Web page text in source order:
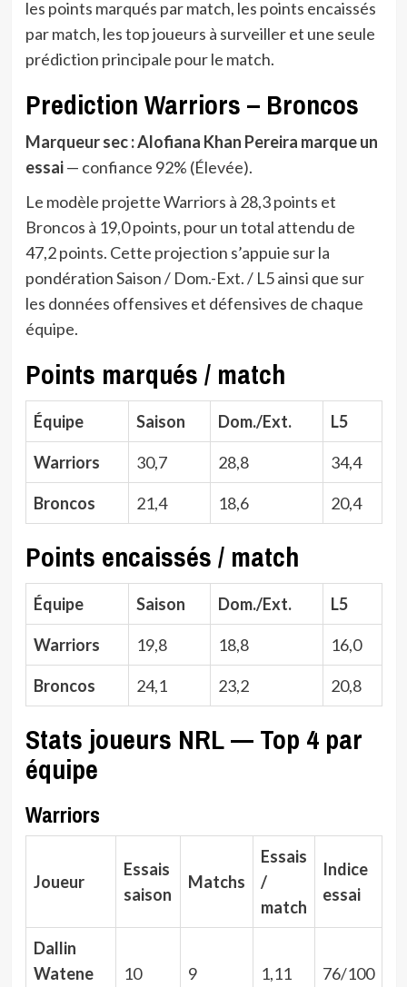
les points marqués par match, les points encaissés
par match, les top joueurs à surveiller et une seule
prédiction principale pour le match.
Prediction Warriors – Broncos
Marqueur sec : Alofiana Khan Pereira marque un
essai— confiance 92% (Élevée).
Le modèle projette Warriors à 28,3 points et
Broncos à 19,0 points, pour un total attendu de
47,2 points. Cette projection s’appuie sur la
pondération Saison / Dom.-Ext. / L5 ainsi que sur
les données offensives et défensives de chaque
équipe.
Points marqués / match
Équipe Saison Dom./Ext. L5
Warriors 30,7 28,8 34,4
Broncos 21,4 18,6 20,4
Points encaissés / match
Équipe Saison Dom./Ext. L5
Warriors 19,8 18,8 16,0
Broncos 24,1 23,2 20,8
Stats joueurs NRL — Top 4 par
équipe
Warriors
Joueur
Essais
saison
Matchs
Essais
/
match
Indice
essai
Dallin
Watene
10 9 1,11 76/100